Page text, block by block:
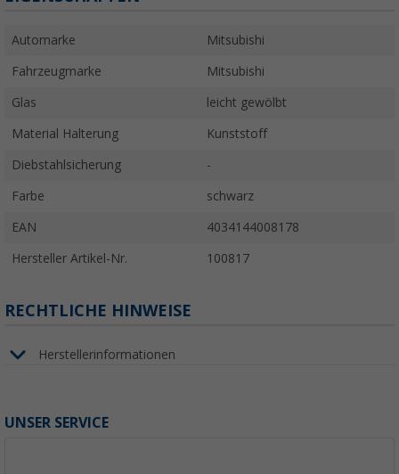
Automarke Mitsubishi
Fahrzeugmarke Mitsubishi
Glas leicht gewölbt
Material Halterung Kunststoff
Diebstahlsicherung -
Farbe schwarz
EAN 4034144008178
Hersteller Artikel-Nr. 100817
RECHTLICHE HINWEISE
Herstellerinformationen
UNSER SERVICE